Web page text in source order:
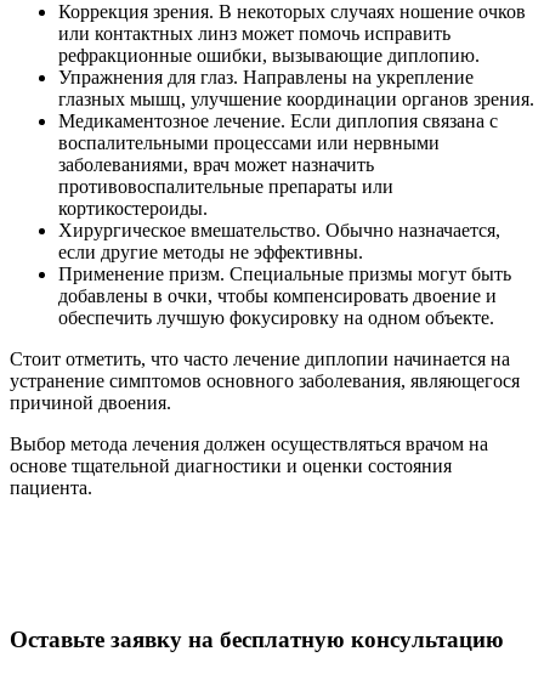
Коррекция зрения. В некоторых случаях ношение очков
или контактных линз может помочь исправить
рефракционные ошибки, вызывающие диплопию.
Упражнения для глаз. Направлены на укрепление
глазных мышц, улучшение координации органов зрения.
Медикаментозное лечение. Если диплопия связана с
воспалительными процессами или нервными
заболеваниями, врач может назначить
противовоспалительные препараты или
кортикостероиды.
Хирургическое вмешательство. Обычно назначается,
если другие методы не эффективны.
Применение призм. Специальные призмы могут быть
добавлены в очки, чтобы компенсировать двоение и
обеспечить лучшую фокусировку на одном объекте.
Стоит отметить, что часто лечение диплопии начинается на
устранение симптомов основного заболевания, являющегося
причиной двоения.
Выбор метода лечения должен осуществляться врачом на
основе тщательной диагностики и оценки состояния
пациента.
Оставьте заявку на бесплатную консультацию